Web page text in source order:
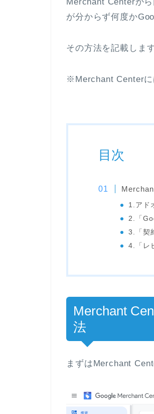
が分からず何度か
その方法を記載します
※Merchant Centerに
目次
1.アド
2.「
3.「契
4.「レ
Merchant
法
まずはMerchant